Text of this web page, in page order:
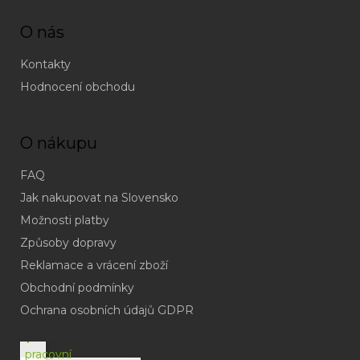
O nás
Kontakty
Hodnocení obchodu
O nákupu
FAQ
Jak nakupovat na Slovensko
Možnosti platby
Způsoby dopravy
Reklamace a vrácení zboží
Obchodní podmínky
Ochrana osobních údajů GDPR
(odpověď
do
v
pracovní